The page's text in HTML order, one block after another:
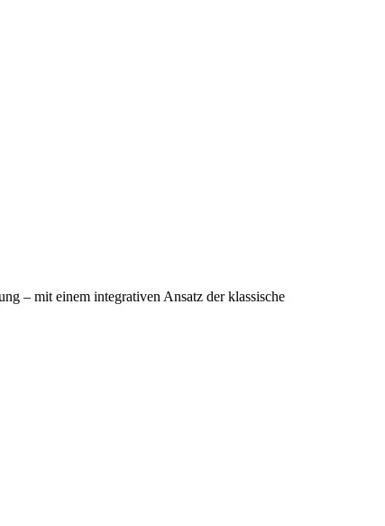
– mit einem integrativen Ansatz der klassische